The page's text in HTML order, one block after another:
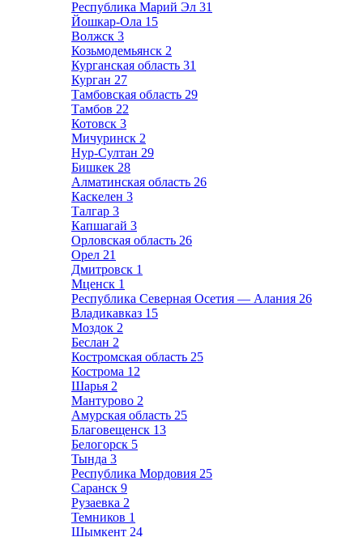
Республика Марий Эл 31
Йошкар-Ола 15
Волжск 3
Козьмодемьянск 2
Курганская область 31
Курган 27
Тамбовская область 29
Тамбов 22
Котовск 3
Мичуринск 2
Нур-Султан 29
Бишкек 28
Алматинская область 26
Каскелен 3
Талгар 3
Капшагай 3
Орловская область 26
Орел 21
Дмитровск 1
Мценск 1
Республика Северная Осетия — Алания 26
Владикавказ 15
Моздок 2
Беслан 2
Костромская область 25
Кострома 12
Шарья 2
Мантурово 2
Амурская область 25
Благовещенск 13
Белогорск 5
Тында 3
Республика Мордовия 25
Саранск 9
Рузаевка 2
Темников 1
Шымкент 24